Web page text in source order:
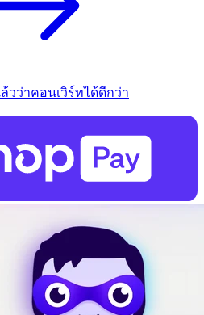
วว่าคอนเวิร์ทได้ดีกว่า